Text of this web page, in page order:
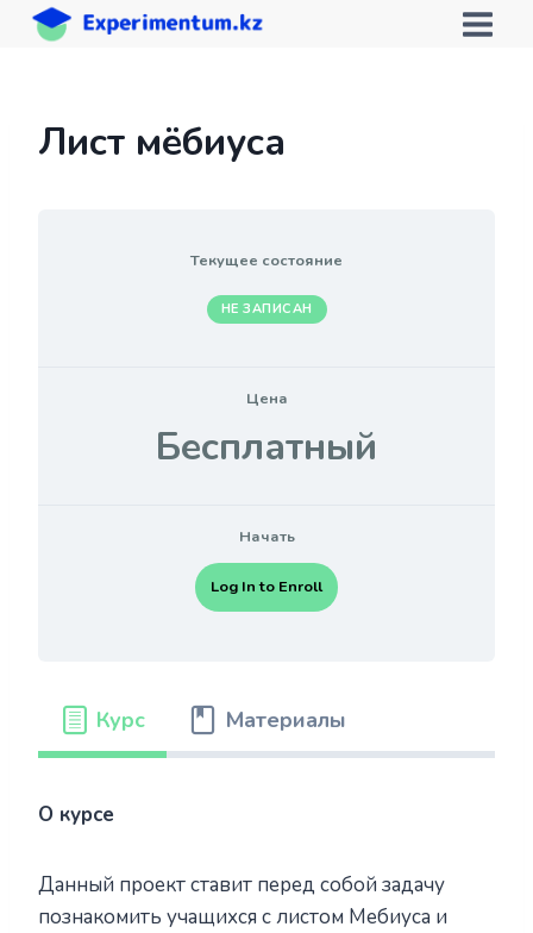
Перейти
Лист мёбиуса
Текущее состояние
НЕ ЗАПИСАН
Цена
Бесплатный
Начать
Log In to Enroll
Курс Материалы
О курсе
Данный проект ставит перед собой задачу
познакомить учащихся с листом Мебиуса и